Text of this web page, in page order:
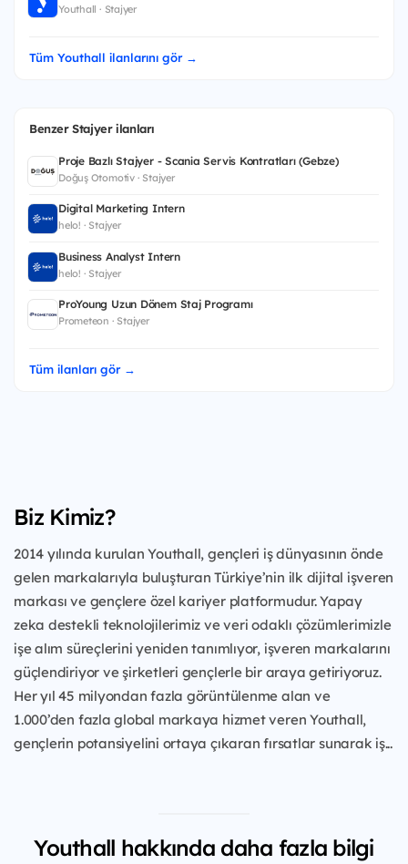
Youthall · Stajyer
Tüm Youthall ilanlarını gör →
Benzer Stajyer ilanları
Proje Bazlı Stajyer - Scania Servis Kontratları (Gebze)
Doğuş Otomotiv · Stajyer
Digital Marketing Intern
helo! · Stajyer
Business Analyst Intern
helo! · Stajyer
ProYoung Uzun Dönem Staj Programı
Prometeon · Stajyer
Tüm ilanları gör →
Biz Kimiz?
2014 yılında kurulan Youthall, gençleri iş dünyasının önde
gelen markalarıyla buluşturan Türkiye’nin ilk dijital işveren
markası ve gençlere özel kariyer platformudur. Yapay
zeka destekli teknolojilerimiz ve veri odaklı çözümlerimizle
işe alım süreçlerini yeniden tanımlıyor, işveren markalarını
güçlendiriyor ve şirketleri gençlerle bir araya getiriyoruz.
Her yıl 45 milyondan fazla görüntülenme alan ve
1.000’den fazla global markaya hizmet veren Youthall,
gençlerin potansiyelini ortaya çıkaran fırsatlar sunarak iş...
Youthall hakkında daha fazla bilgi